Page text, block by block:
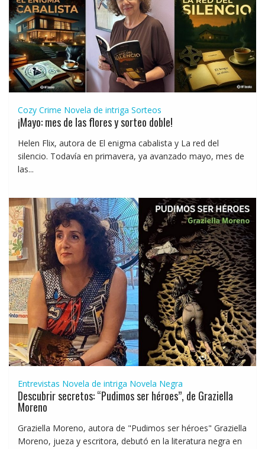
Cozy Crime Novela de intriga Sorteos
¡Mayo: mes de las flores y sorteo doble!
Helen Flix, autora de El enigma cabalista y La red del
silencio. Todavía en primavera, ya avanzado mayo, mes de
las...
Entrevistas Novela de intriga Novela Negra
Descubrir secretos: “Pudimos ser héroes”, de Graziella
Moreno
Graziella Moreno, autora de "Pudimos ser héroes" Graziella
Moreno, jueza y escritora, debutó en la literatura negra en